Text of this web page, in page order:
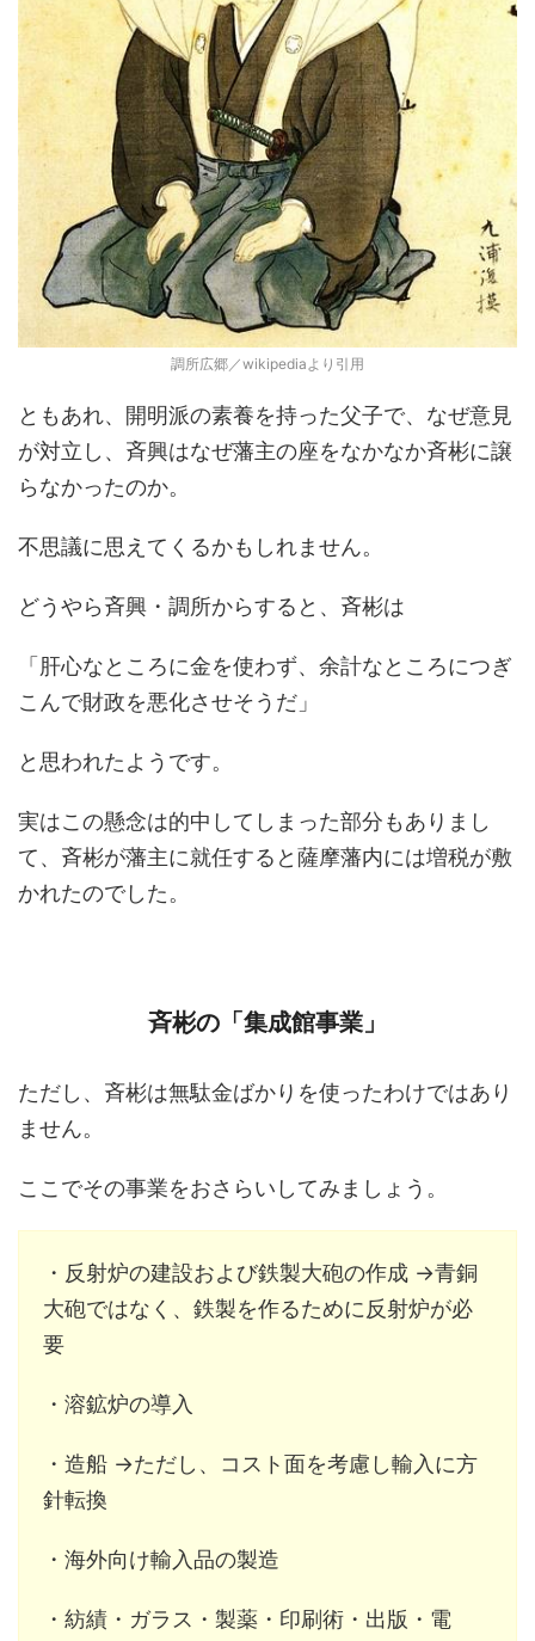
調所広郷／wikipediaより引用
ともあれ、開明派の素養を持った父子で、なぜ意見
が対立し、斉興はなぜ藩主の座をなかなか斉彬に譲
らなかったのか。
不思議に思えてくるかもしれません。
どうやら斉興・調所からすると、斉彬は
「肝心なところに金を使わず、余計なところにつぎ
こんで財政を悪化させそうだ」
と思われたようです。
実はこの懸念は的中してしまった部分もありまし
て、斉彬が藩主に就任すると薩摩藩内には増税が敷
かれたのでした。
斉彬の「集成館事業」
ただし、斉彬は無駄金ばかりを使ったわけではあり
ません。
ここでその事業をおさらいしてみましょう。
・反射炉の建設および鉄製大砲の作成 →青銅
大砲ではなく、鉄製を作るために反射炉が必
要
・溶鉱炉の導入
・造船 →ただし、コスト面を考慮し輸入に方
針転換
・海外向け輸入品の製造
・紡績・ガラス・製薬・印刷術・出版・電